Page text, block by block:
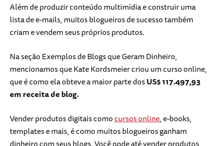
Além de produzir conteúdo multimídia e construir uma
lista de e-mails, muitos blogueiros de sucesso também
criam e vendem seus próprios produtos.
Na seção Exemplos de Blogs que Geram Dinheiro,
mencionamos que Kate Kordsmeier criou um curso online,
que é como ela obteve a maior parte dosUS$ 117.497,93
em receita de blog.
Vender produtos digitais comocursos online, e-books,
templates e mais, é como muitos blogueiros ganham